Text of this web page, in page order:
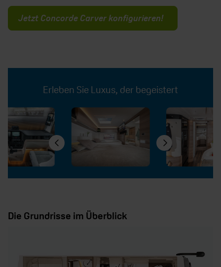
Jetzt Concorde Carver konfigurieren!
Erleben Sie Luxus, der begeistert
Die Grundrisse im Überblick